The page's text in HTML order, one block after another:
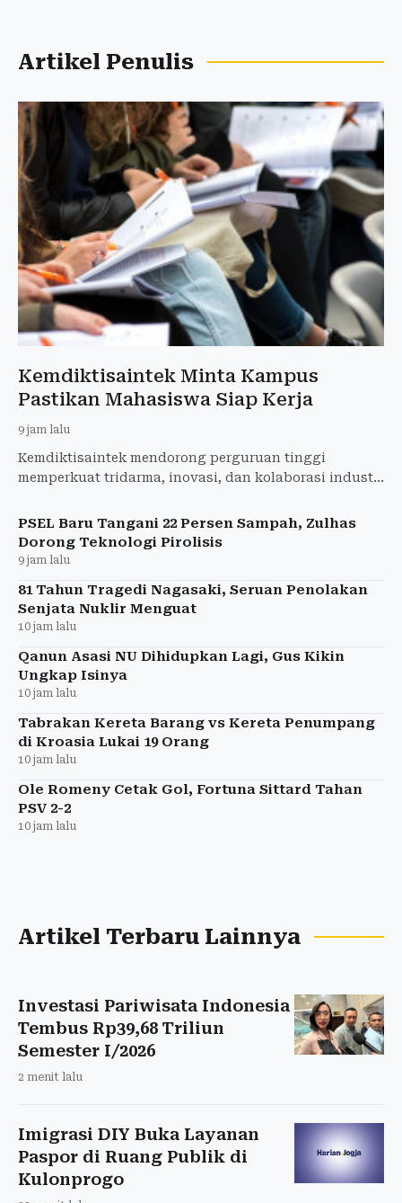
Artikel Penulis
Kemdiktisaintek Minta Kampus
Pastikan Mahasiswa Siap Kerja
9 jam lalu
Kemdiktisaintek mendorong perguruan tinggi
memperkuat tridarma, inovasi, dan kolaborasi industri
PSEL Baru Tangani 22 Persen Sampah, Zulhas
Dorong Teknologi Pirolisis
9 jam lalu
81 Tahun Tragedi Nagasaki, Seruan Penolakan
Senjata Nuklir Menguat
10 jam lalu
Qanun Asasi NU Dihidupkan Lagi, Gus Kikin
Ungkap Isinya
10 jam lalu
Tabrakan Kereta Barang vs Kereta Penumpang
di Kroasia Lukai 19 Orang
10 jam lalu
Ole Romeny Cetak Gol, Fortuna Sittard Tahan
PSV 2-2
10 jam lalu
Artikel Terbaru Lainnya
Investasi Pariwisata Indonesia
Tembus Rp39,68 Triliun
Semester I/2026
2 menit lalu
Imigrasi DIY Buka Layanan
Paspor di Ruang Publik di
Kulonprogo